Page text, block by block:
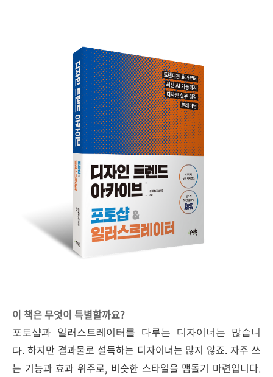
이 책은 무엇이 특별할까요?
포토샵과 일러스트레이터를 다루는 디자이너는 많습니
다. 하지만 결과물로 설득하는 디자이너는 많지 않죠. 자주 쓰
는 기능과 효과 위주로, 비슷한 스타일을 맴돌기 마련입니다.